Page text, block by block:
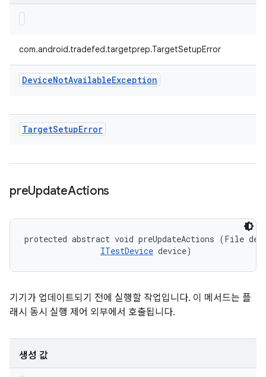
com.android.tradefed.targetprep.TargetSetupError
DeviceNotAvailableException
TargetSetupError
preUpdateActions
protected abstract void preUpdateActions (File
ITestDevice device)
기기가 업데이트되기 전에 실행할 작업입니다. 이 메서드는 플
래시 동시 실행 제어 외부에서 호출됩니다.
생성 값